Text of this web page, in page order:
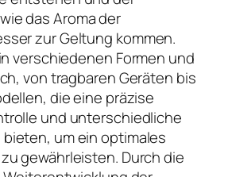
das Aroma der
zur Geltung kommen.
verschiedenen Formen und
von tragbaren Geräten bis
die eine präzise
und unterschiedliche
um ein optimales
gewährleisten. Durch die